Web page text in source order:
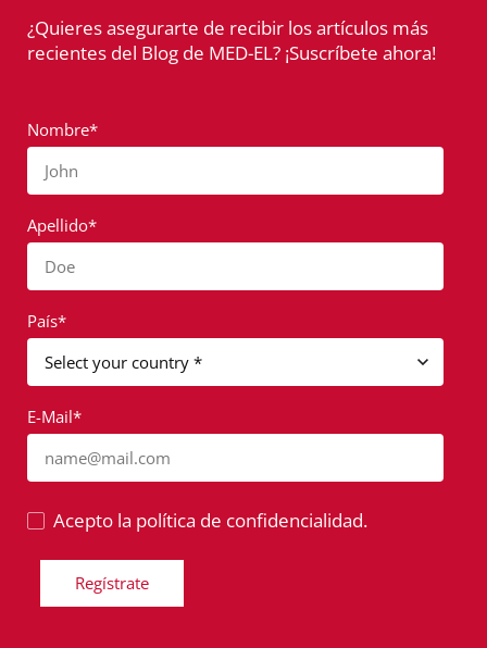
¿Quieres asegurarte de recibir los artículos más
recientes del Blog de MED-EL? ¡Suscríbete ahora!
Nombre*
John
Apellido*
Doe
País*
E-Mail*
name@mail.com
Acepto la política de confidencialidad.
Regístrate